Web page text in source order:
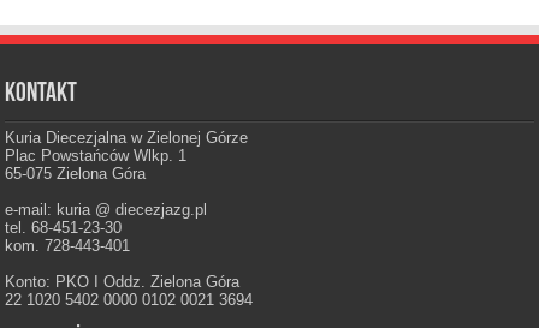
Kontakt
Kuria Diecezjalna w Zielonej Górze
Plac Powstańców Wlkp. 1
65-075 Zielona Góra
e-mail: kuria @ diecezjazg.pl
tel. 68-451-23-30
kom. 728-443-401
Konto: PKO I Oddz. Zielona Góra
22 1020 5402 0000 0102 0021 3694